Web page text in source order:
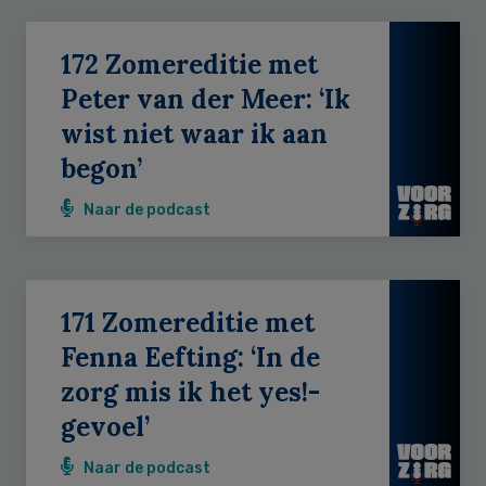
172 Zomereditie met
Peter van der Meer: ‘Ik
wist niet waar ik aan
begon’
Naar de podcast
171 Zomereditie met
Fenna Eefting: ‘In de
zorg mis ik het yes!-
gevoel’
Naar de podcast